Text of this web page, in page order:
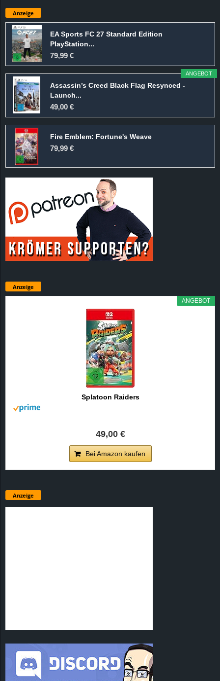
Anzeige
EA Sports FC 27 Standard Edition
PlayStation...
79,99 €
ANGEBOT
Assassin’s Creed Black Flag Resynced -
Launch...
49,00 €
Fire Emblem: Fortune's Weave
79,99 €
Anzeige
ANGEBOT
Splatoon Raiders
49,00 €
Bei Amazon kaufen
Anzeige